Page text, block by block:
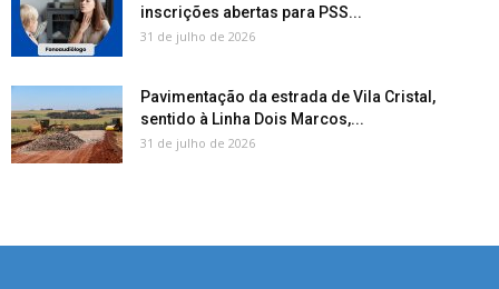
inscrições abertas para PSS...
31 de julho de 2026
Pavimentação da estrada de Vila Cristal,
sentido à Linha Dois Marcos,...
31 de julho de 2026